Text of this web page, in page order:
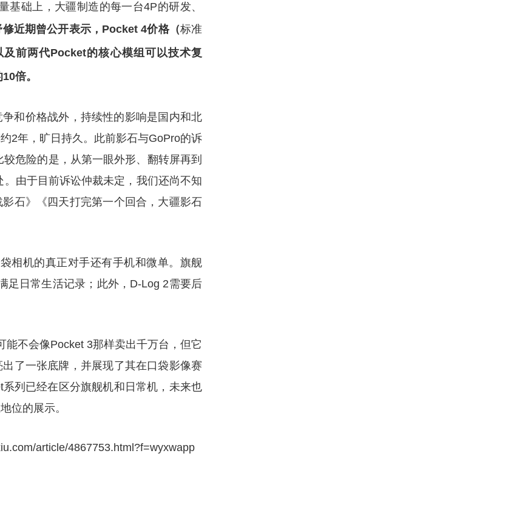
基础上，大疆制造的每一台4P的研发、
近期曾公开表示，Pocket 4价格（标准
前两代Pocket的核心模组可以技术复
倍。
和价格战外，持续性的影响是国内和北
2年，旷日持久。此前影石与GoPro的诉
危险的是，从第一眼外形、翻转屏再到
由于目前诉讼仲裁未定，我们还尚不知
石》《四天打完第一个回合，大疆影石
相机的真正对手还有手机和微单。旗舰
足日常生活记录；此外，D-Log 2需要后
不会像Pocket 3那样卖出千万台，但它
了一张底牌，并展现了其在口袋影像赛
列已经在区分旗舰机和日常机，未来也
位的展示。
article/4867753.html?f=wyxwapp